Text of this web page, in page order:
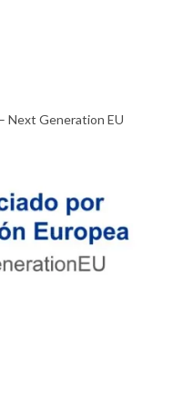
Next Generation EU​